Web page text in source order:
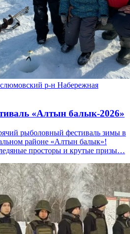
р-н Набережная
«Алтын балык-2026»
рыболовный фестиваль зимы в
районе «Алтын балык»!
просторы и крутые призы…